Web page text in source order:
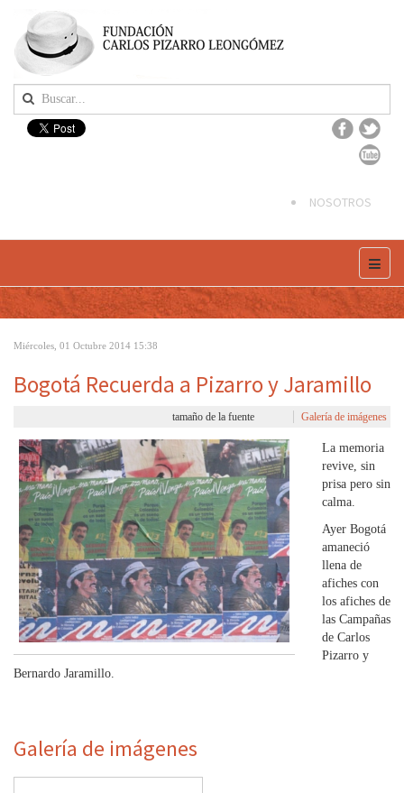
NOSOTROS
Miércoles, 01 Octubre 2014 15:38
Bogotá Recuerda a Pizarro y Jaramillo
tamaño de la fuente Galería de imágenes
La memoria
revive, sin
prisa pero sin
calma.
Ayer Bogotá
amaneció
llena de
afiches con
los afiches de
las Campañas
de Carlos
Pizarro y
Bernardo Jaramillo.
Galería de imágenes